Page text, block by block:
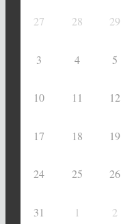
27 28 29
3 4 5
10 11 12
17 18 19
24 25 26
31 1 2